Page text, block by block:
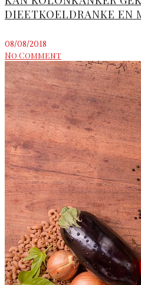
DIEETKOELDRANKE EN
08/08/2018
No Comment